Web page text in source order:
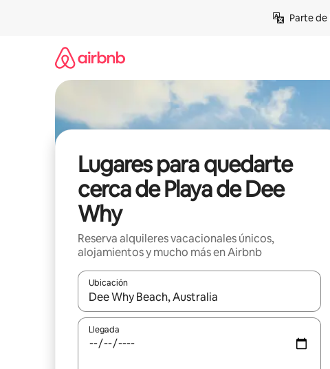
Parte
Lugares para quedarte
cerca de Playa de Dee
Why
Reserva alquileres vacacionales únicos,
alojamientos y mucho más en Airbnb
Ubicación
Cuando los resultados estén disponibles, navega con
Llegada